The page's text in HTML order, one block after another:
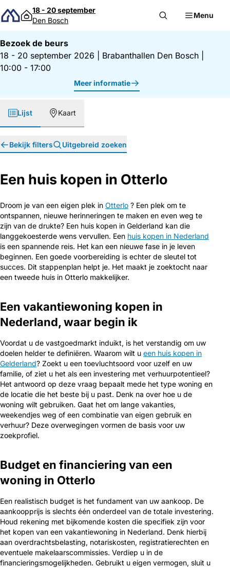
Direct naar inhoud
18 - 20 september
Den Bosch
Menu
Bezoek de beurs
18 - 20 september 2026
Brabanthallen Den Bosch
10:00 - 17:00
Meer informatie
Lijst Kaart
Bekijk filters Uitgebreid zoeken
Een huis kopen in Otterlo
Droom je van een eigen plek in Otterlo ? Een plek om te
ontspannen, nieuwe herinneringen te maken en even weg te
zijn van de drukte? Een huis kopen in Gelderland kan die
langgekoesterde wens vervullen. Een huis kopen in Nederland
is een spannende reis. Het kan een nieuwe fase in je leven
beginnen. Een goede voorbereiding is echter de sleutel tot
succes. Dit stappenplan helpt je. Het maakt je zoektocht naar
een tweede huis in Otterlo makkelijker.
Een vakantiewoning kopen in
Nederland, waar begin ik
Voordat u de vastgoedmarkt induikt, is het verstandig om uw
doelen helder te definiëren. Waarom wilt u een huis kopen in
Gelderland? Zoekt u een toevluchtsoord voor uzelf en uw
familie, of ziet u het als een investering met verhuurpotentieel?
Het antwoord op deze vraag bepaalt mede het type woning en
de locatie die het beste bij u past. Denk na over hoe u de
woning wilt gebruiken. Gaat het om lange vakanties,
weekendjes weg of een combinatie van eigen gebruik en
verhuur? Deze overwegingen vormen de basis voor uw
zoekprofiel.
Budget en financiering van een
woning in Otterlo
Een realistisch budget is het fundament van uw aankoop. De
aankoopprijs is slechts één onderdeel van de totale investering.
Houd rekening met bijkomende kosten die specifiek zijn voor
het kopen van een vakantiewoning in Nederland. Denk hierbij
aan overdrachtsbelasting, notariskosten, registratierechten en
eventuele makelaarscommissies. Verdiep u in de
financieringsmogelijkheden. Gebruikt u eigen vermogen, sluit u